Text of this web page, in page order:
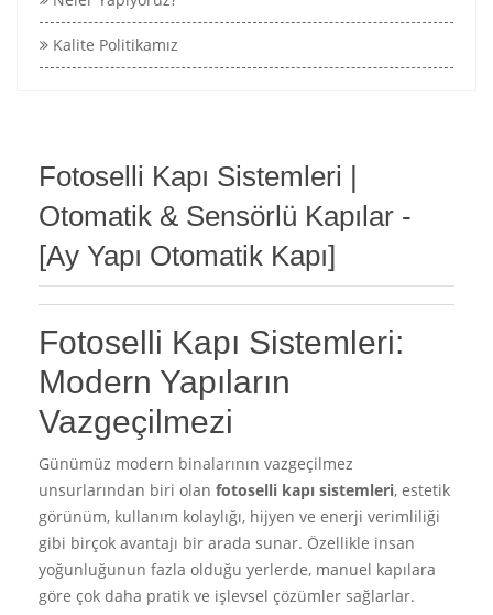
Kalite Politikamız
Fotoselli Kapı Sistemleri |
Otomatik & Sensörlü Kapılar -
[Ay Yapı Otomatik Kapı]
Fotoselli Kapı Sistemleri:
Modern Yapıların
Vazgeçilmezi
Günümüz modern binalarının vazgeçilmez
unsurlarından biri olan fotoselli kapı sistemleri, estetik
görünüm, kullanım kolaylığı, hijyen ve enerji verimliliği
gibi birçok avantajı bir arada sunar. Özellikle insan
yoğunluğunun fazla olduğu yerlerde, manuel kapılara
göre çok daha pratik ve işlevsel çözümler sağlarlar.